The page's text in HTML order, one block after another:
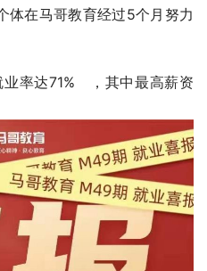
体在马哥教育经过5个月努力
率达71%   ，其中最高薪资